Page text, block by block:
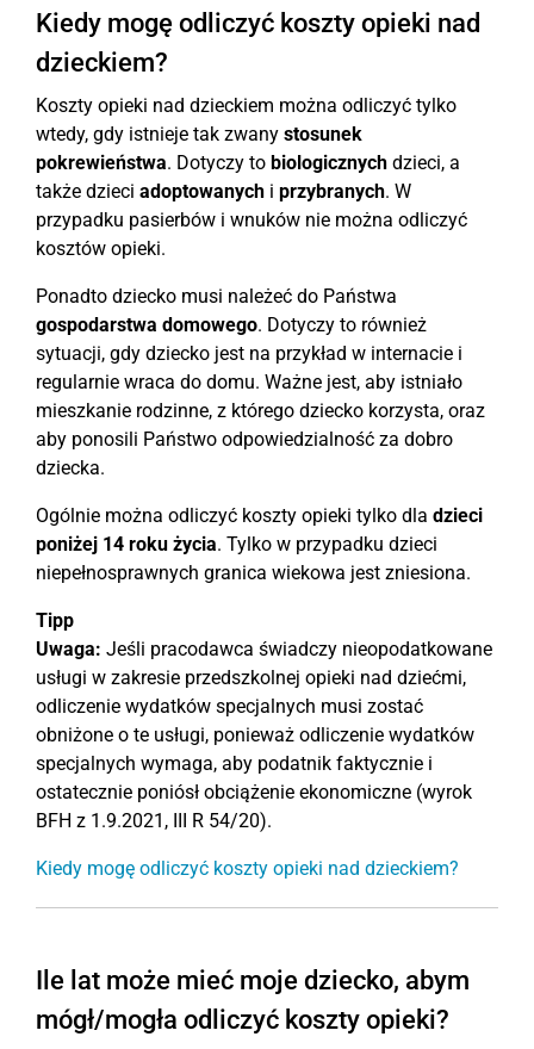
Kiedy mogę odliczyć koszty opieki nad
dzieckiem?
Koszty opieki nad dzieckiem można odliczyć tylko
wtedy, gdy istnieje tak zwany stosunek
pokrewieństwa. Dotyczy to biologicznych dzieci, a
także dzieci adoptowanych i przybranych. W
przypadku pasierbów i wnuków nie można odliczyć
kosztów opieki.
Ponadto dziecko musi należeć do Państwa
gospodarstwa domowego. Dotyczy to również
sytuacji, gdy dziecko jest na przykład w internacie i
regularnie wraca do domu. Ważne jest, aby istniało
mieszkanie rodzinne, z którego dziecko korzysta, oraz
aby ponosili Państwo odpowiedzialność za dobro
dziecka.
Ogólnie można odliczyć koszty opieki tylko dla dzieci
poniżej 14 roku życia. Tylko w przypadku dzieci
niepełnosprawnych granica wiekowa jest zniesiona.
Tipp
Uwaga: Jeśli pracodawca świadczy nieopodatkowane
usługi w zakresie przedszkolnej opieki nad dziećmi,
odliczenie wydatków specjalnych musi zostać
obniżone o te usługi, ponieważ odliczenie wydatków
specjalnych wymaga, aby podatnik faktycznie i
ostatecznie poniósł obciążenie ekonomiczne (wyrok
BFH z 1.9.2021, III R 54/20).
Kiedy mogę odliczyć koszty opieki nad dzieckiem?
Ile lat może mieć moje dziecko, abym
mógł/mogła odliczyć koszty opieki?